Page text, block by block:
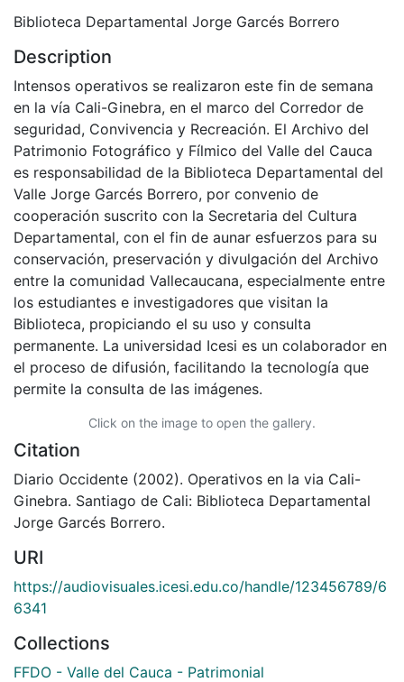
Biblioteca Departamental Jorge Garcés Borrero
Description
Intensos operativos se realizaron este fin de semana
en la vía Cali-Ginebra, en el marco del Corredor de
seguridad, Convivencia y Recreación. El Archivo del
Patrimonio Fotográfico y Fílmico del Valle del Cauca
es responsabilidad de la Biblioteca Departamental del
Valle Jorge Garcés Borrero, por convenio de
cooperación suscrito con la Secretaria del Cultura
Departamental, con el fin de aunar esfuerzos para su
conservación, preservación y divulgación del Archivo
entre la comunidad Vallecaucana, especialmente entre
los estudiantes e investigadores que visitan la
Biblioteca, propiciando el su uso y consulta
permanente. La universidad Icesi es un colaborador en
el proceso de difusión, facilitando la tecnología que
permite la consulta de las imágenes.
Click on the image to open the gallery.
Citation
Diario Occidente (2002). Operativos en la via Cali-
Ginebra. Santiago de Cali: Biblioteca Departamental
Jorge Garcés Borrero.
URI
https://audiovisuales.icesi.edu.co/handle/123456789/6
6341
Collections
FFDO - Valle del Cauca - Patrimonial